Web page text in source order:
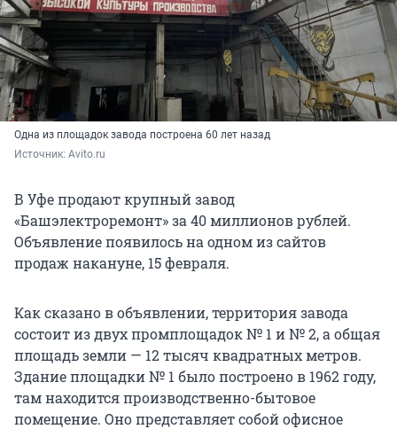
Одна из площадок завода построена 60 лет назад
Источник: Avito.ru
В Уфе продают крупный завод
«Башэлектроремонт» за 40 миллионов рублей.
Объявление появилось на одном из сайтов
продаж накануне, 15 февраля.
Как сказано в объявлении, территория завода
состоит из двух промплощадок № 1 и № 2, а общая
площадь земли — 12 тысяч квадратных метров.
Здание площадки № 1 было построено в 1962 году,
там находится производственно-бытовое
помещение. Оно представляет собой офисное